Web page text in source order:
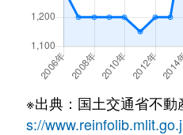
北２２条東 300万円
北２２条東
640万円
北２２条東
3,200万円
北２４条東
3,000万
※出典：国土交通省不動
s://